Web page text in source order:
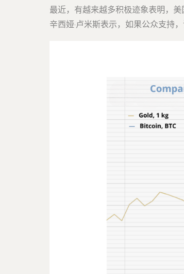
最近，有越来越多积极迹象表明，
辛西娅·卢米斯表示，如果公众支持